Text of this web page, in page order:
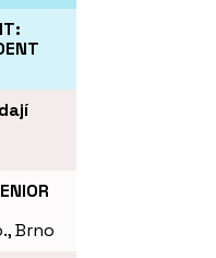
Brno